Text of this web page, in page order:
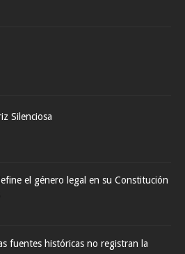
Silenciosa
el género legal en su Constitución
fuentes históricas no registran la